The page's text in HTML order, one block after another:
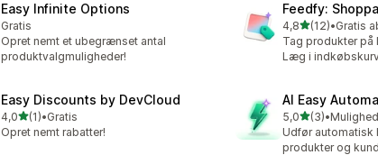
Easy Infinite Options
Gratis
Opret nemt et ubegrænset antal
produktvalgmuligheder!
Feedfy:
4,8ud af 5 stjerner
(12)
12 anmeldelser i
•
Tag produkter på
Læg i
Easy Discounts by DevCloud
4,0ud af 5 stjerner
(1)
1 anmeldelser i alt
•Gratis
Opret nemt rabatter!
AI Easy
5,0ud af 5 stjerner
(3)
3 anmeldelser i alt
•
Udfør automatisk
produkter og